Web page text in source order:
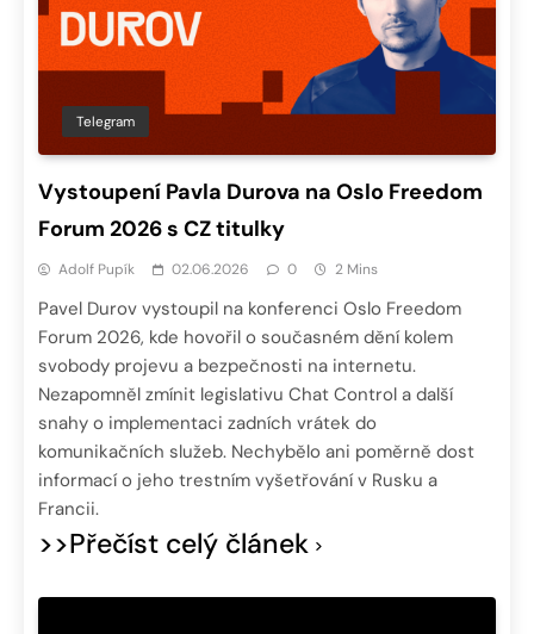
Telegram
Vystoupení Pavla Durova na Oslo Freedom
Forum 2026 s CZ titulky
Adolf Pupík 02.06.2026 0 2 Mins
Pavel Durov vystoupil na konferenci Oslo Freedom
Forum 2026, kde hovořil o současném dění kolem
svobody projevu a bezpečnosti na internetu.
Nezapomněl zmínit legislativu Chat Control a další
snahy o implementaci zadních vrátek do
komunikačních služeb. Nechybělo ani poměrně dost
informací o jeho trestním vyšetřování v Rusku a
Francii.
>>Přečíst celý článek